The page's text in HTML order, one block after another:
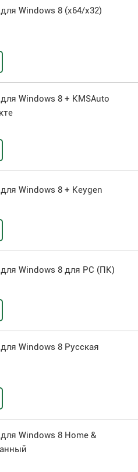
Windows 8 (x64/x32)
Windows 8 + KMSAuto
Windows 8 + Keygen
Windows 8 для PC (ПК)
Windows 8 Русская
Windows 8 Home &